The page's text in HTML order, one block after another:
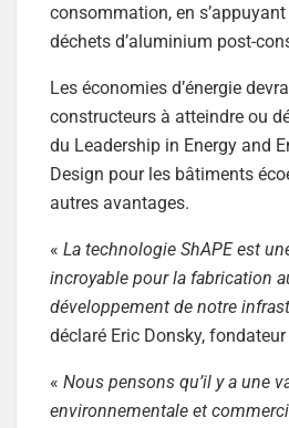
consommation, en
déchets d’aluminium post-
Les économies d’énergie
constructeurs à atteindre ou
du Leadership in Energy and
Design pour les bâtiments
autres avantages.
« La technologie ShAPE est
incroyable pour la fabrication
développement de notre
déclaré Eric Donsky, fondateur
« Nous pensons qu’il y a une
environnementale et